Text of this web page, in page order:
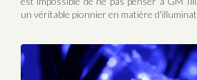
un véritable pionnier en matière